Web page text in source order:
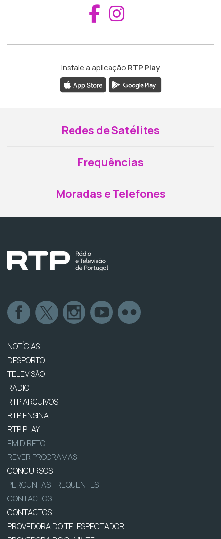
Aceder ao
Instale a aplicação RTP Play
Redes de Satélites
Frequências
Moradas e Telefones
NOTÍCIAS
DESPORTO
TELEVISÃO
RÁDIO
RTP ARQUIVOS
RTP ENSINA
RTP PLAY
EM DIRETO
REVER PROGRAMAS
CONCURSOS
PERGUNTAS FREQUENTES
CONTACTOS
CONTACTOS
PROVEDORA DO TELESPECTADOR